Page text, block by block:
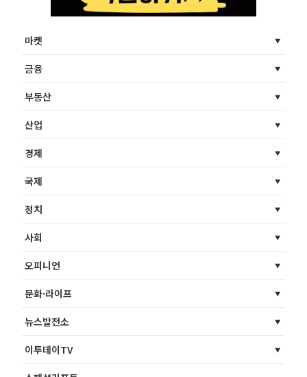
마켓
금융
부동산
산업
경제
국제
정치
사회
오피니언
문화·라이프
뉴스발전소
이투데이TV